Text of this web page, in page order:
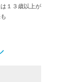
１３歳以上が